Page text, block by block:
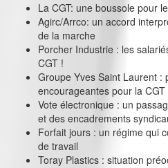
La CGT: une boussole pour
Agirc/Arrco: un accord
de la marche
Porcher Industrie : les
CGT !
Groupe Yves Saint Laurent :
encourageantes pour la CGT
Vote électronique : un
et des encadrements
Forfait jours : un régime qui
de travail
Toray Plastics : situation